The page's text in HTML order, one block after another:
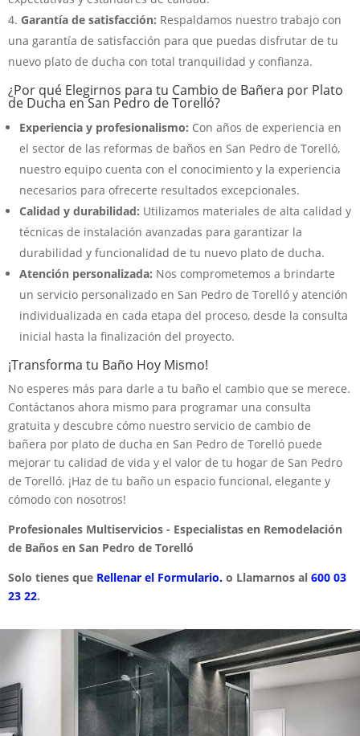
Garantía de satisfacción: Respaldamos nuestro trabajo con
una garantía de satisfacción para que puedas disfrutar de tu
nuevo plato de ducha con total tranquilidad y confianza.
¿Por qué Elegirnos para tu Cambio de Bañera por Plato
de Ducha en San Pedro de Torelló?
Experiencia y profesionalismo: Con años de experiencia en
el sector de las reformas de baños en San Pedro de Torelló,
nuestro equipo cuenta con el conocimiento y la experiencia
necesarios para ofrecerte resultados excepcionales.
Calidad y durabilidad: Utilizamos materiales de alta calidad y
técnicas de instalación avanzadas para garantizar la
durabilidad y funcionalidad de tu nuevo plato de ducha.
Atención personalizada: Nos comprometemos a brindarte
un servicio personalizado en San Pedro de Torelló y atención
individualizada en cada etapa del proceso, desde la consulta
inicial hasta la finalización del proyecto.
¡Transforma tu Baño Hoy Mismo!
No esperes más para darle a tu baño el cambio que se merece.
Contáctanos ahora mismo para programar una consulta
gratuita y descubre cómo nuestro servicio de cambio de
bañera por plato de ducha en San Pedro de Torelló puede
mejorar tu calidad de vida y el valor de tu hogar de San Pedro
de Torelló. ¡Haz de tu baño un espacio funcional, elegante y
cómodo con nosotros!
Profesionales Multiservicios - Especialistas en Remodelación
de Baños en San Pedro de Torelló
Solo tienes que Rellenar el Formulario. o Llamarnos al 600 03
23 22.